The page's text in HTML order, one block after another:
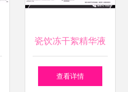
瓷饮冻干絮精华液
开启胶原蛋白修复
查看详情